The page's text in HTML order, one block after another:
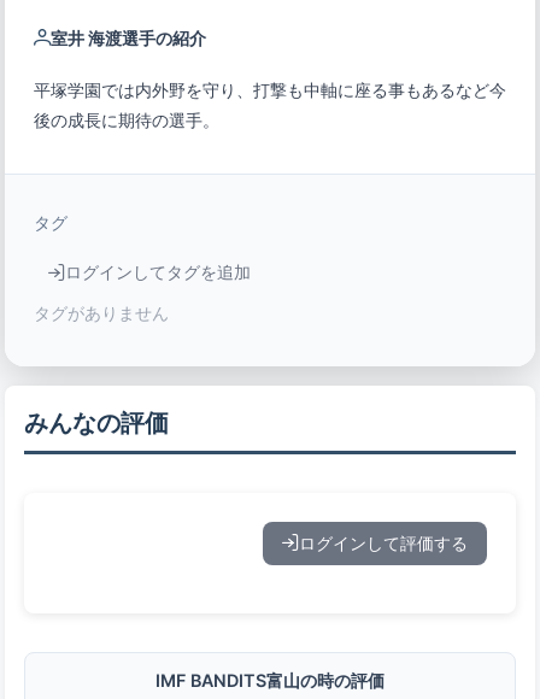
室井 海渡選手の紹介
平塚学園では内外野を守り、打撃も中軸に座る事もあるなど今
後の成長に期待の選手。
タグ
ログインしてタグを追加
タグがありません
みんなの評価
ログインして評価する
IMF BANDITS富山の時の評価